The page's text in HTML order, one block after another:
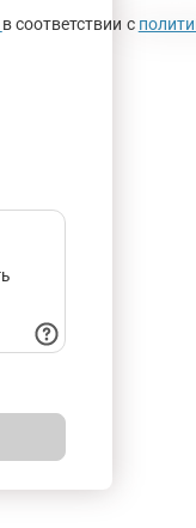
в соответствии с